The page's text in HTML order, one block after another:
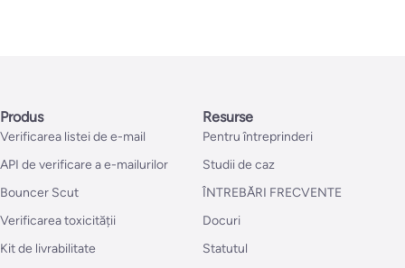
Produs
Verificarea listei de e-mail
API de verificare a e-mailurilor
Bouncer Scut
Verificarea toxicității
Kit de livrabilitate
Resurse
Pentru întreprinderi
Studii de caz
ÎNTREBĂRI FRECVENTE
Docuri
Statutul